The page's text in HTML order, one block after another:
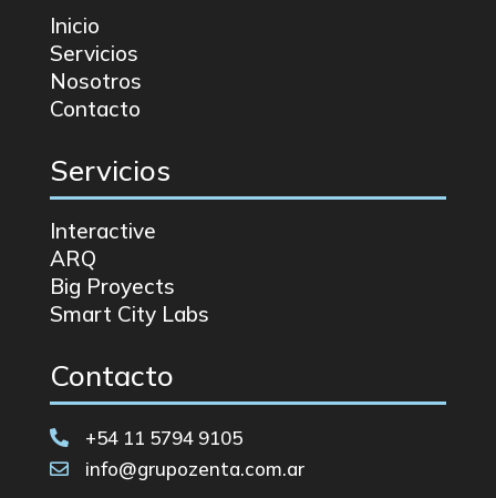
Inicio
Servicios
Nosotros
Contacto
Servicios
Interactive
ARQ
Big Proyects
Smart City Labs
Contacto
 +54 11 5794 9105
 info@grupozenta.com.ar